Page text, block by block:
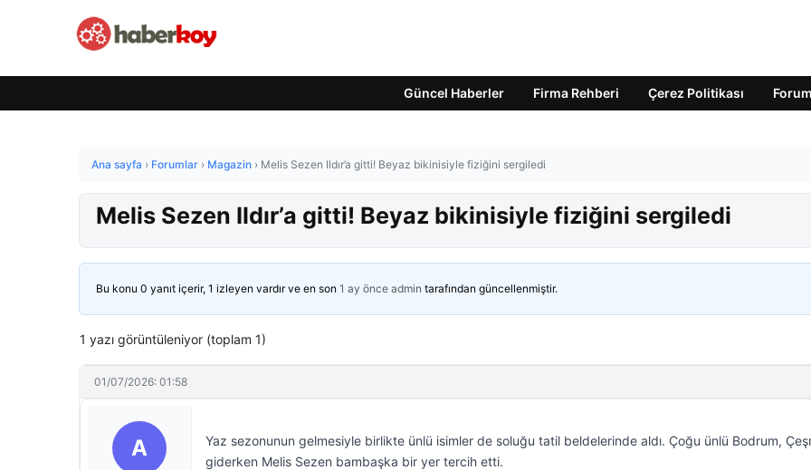
Güncel Haberler Firma Rehberi Çerez Politikası Forum
Ana sayfa › Forumlar › Magazin › Melis Sezen Ildır’a gitti! Beyaz bikinisiyle fiziğini sergiledi
Melis Sezen Ildır’a gitti! Beyaz bikinisiyle fiziğini sergiledi
Bu konu 0 yanıt içerir, 1 izleyen vardır ve en son 1 ay önce admin tarafından güncellenmiştir.
1 yazı görüntüleniyor (toplam 1)
01/07/2026: 01:58
A
Yaz sezonunun gelmesiyle birlikte ünlü isimler de soluğu tatil beldelerinde aldı. Çoğu ünlü Bodrum,
giderken Melis Sezen bambaşka bir yer tercih etti.